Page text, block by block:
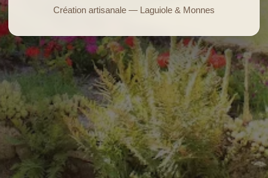
Création artisanale — Laguiole & Monnes